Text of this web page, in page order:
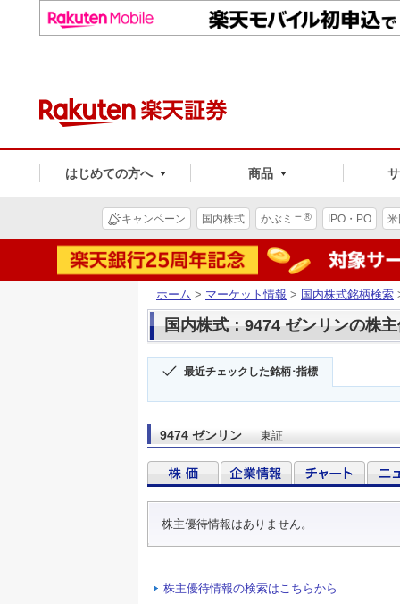
はじめての方へ 商品
キャンペーン 国内株式 かぶミニ® IPO・PO
ホーム > マーケット情報 > 国内株式銘柄検索
国内株式：9474 ゼンリンの株
最近チェックした銘柄･指標
9474 ゼンリン 東証
株主優待情報はありません。
株主優待情報の検索はこちらから